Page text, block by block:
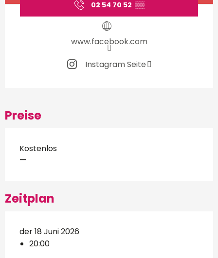
02 54 70 52 ▒▒
www.facebook.com
Instagram Seite
Preise
Kostenlos
—
Zeitplan
der 18 Juni 2026
20:00